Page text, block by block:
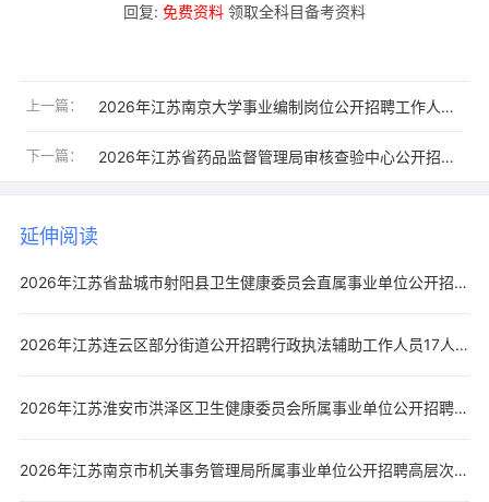
回复: 免费资料 领取全科目备考资料
上一篇： 2026年江苏南京大学事业编制岗位公开招聘工作人员5人公告（二）
下一篇： 2026年江苏省药品监督管理局审核查验中心公开招聘工作人员3人公告
延伸阅读
2026年江苏省盐城市射阳县卫生健康委员会直属事业单位公开招聘工作人员22人公告
2026年江苏连云区部分街道公开招聘行政执法辅助工作人员17人公告
2026年江苏淮安市洪泽区卫生健康委员会所属事业单位公开招聘工作人员22人公告
2026年江苏南京市机关事务管理局所属事业单位公开招聘高层次人才5人公告